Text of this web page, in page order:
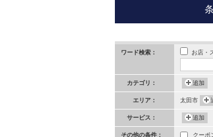
ワード検索： お店・
カテゴリ： 追加
エリア： 太田市
サービス： 追加
その他の条件： クーポ